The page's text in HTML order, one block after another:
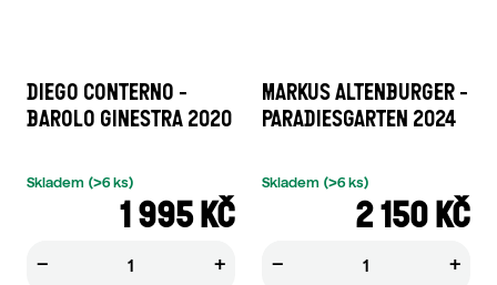
DIEGO CONTERNO -
BAROLO GINESTRA 2020
1 995 KČ
Skladem (>6 ks)
+
−
MARKUS ALTENBURGER -
PARADIESGARTEN 2024
2 150 KČ
Skladem (>6 ks)
+
−